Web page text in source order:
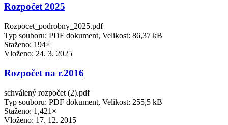
Rozpočet 2025
Rozpocet_podrobny_2025.pdf
Typ souboru: PDF dokument, Velikost: 86,37 kB
Staženo: 194×
Vloženo: 24. 3. 2025
Rozpočet na r.2016
schválený rozpočet (2).pdf
Typ souboru: PDF dokument, Velikost: 255,5 kB
Staženo: 1,421×
Vloženo: 17. 12. 2015